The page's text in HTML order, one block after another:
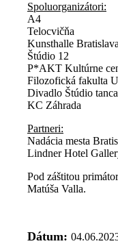
Spoluorganizátori:
A4
Telocvičňa
Kunsthalle
Štúdio 12
P*AKT Kultúrne
Filozofická fakulta
Divadlo Štúdio tanca
KC Záhrada
Partneri:
Nadácia mesta
Lindner Hotel
Pod záštitou
Matúša Valla.
Dátum: